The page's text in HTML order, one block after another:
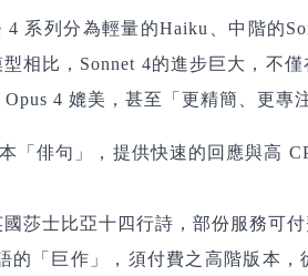
系列分為輕量的Haiku、中階的
相比，Sonnet 4的進步巨大，不
4 媲美，甚至「更精簡、更專
「俳句」，提供快速的回應與高
國莎士比亞十四行詩，部份服務可
的「巨作」，須付費之高階版本